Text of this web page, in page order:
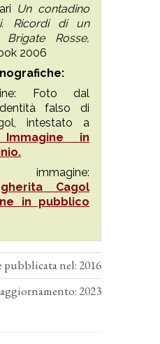
Un contadino
Ricordi di un
Rosse,
2006
Foto dal
falso di
intestato a
in
Cagol
in pubblico
pubblicata nel: 2016
2023